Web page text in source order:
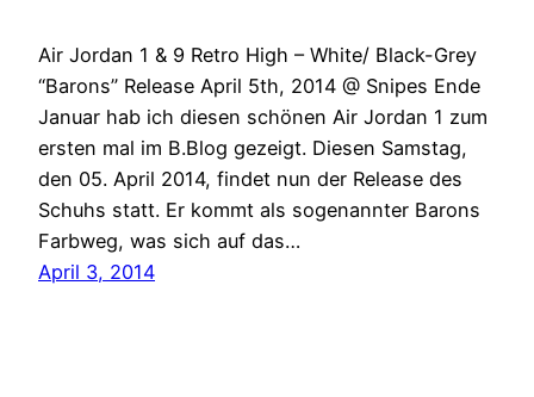
Air Jordan 1 & 9 Retro High – White/ Black-Grey
“Barons” Release April 5th, 2014 @ Snipes Ende
Januar hab ich diesen schönen Air Jordan 1 zum
ersten mal im B.Blog gezeigt. Diesen Samstag,
den 05. April 2014, findet nun der Release des
Schuhs statt. Er kommt als sogenannter Barons
Farbweg, was sich auf das…
April 3, 2014